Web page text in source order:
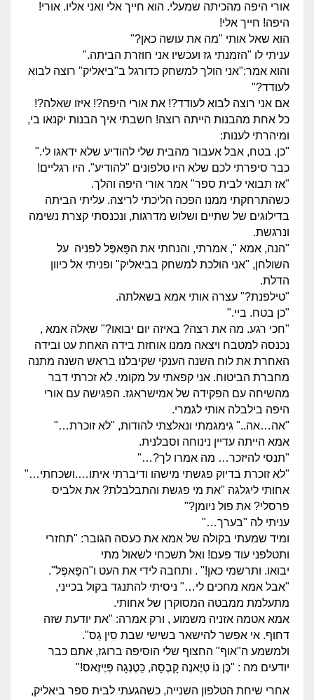
אורי היפה מהכיתה שמעלי. הוא חייך אלי ואני אליו. אורי!
היפה! חייך אלי!
הוא שאל אותי "מה את עושה כאן?"
עניתי לו "הזמנתי גז ועכשיו אני חוזרת הביתה."
והוא אמר:"אני הולך למשחק כדורגל ב"ביאליק" רוצה לבוא
לעודד?"
אם אני רוצה לבוא לעודד?! את אורי היפה?! איזו שאלה?!
כל אחת מהבנות הייתה רוצה! חשבתי איך הבנות יקנאו בי,
ומיהרתי לענות:
"כן. בטח, אבל אעבור מהבית שלי להודיע שלא ידאגו לי."
כבר סיפרתי לכם שלא היו טלפונים "להודיע". היו רגליים!
"אז תבואי לבית ספר" אמר אורי היפה והלך.
כשהתרחקתי ממנו הפכה הליכתי לריצה. עליתי הביתה
בדילוגים של שתיים ושלוש מדרגות, ונכנסתי קצרת נשימה
ונרגשת.
"הנה, אמא ", אמרתי, והנחתי את הפָּאפֶּל לפניה על
השולחן, "אני הולכת למשחק בביאליק" ופניתי אל כיוון
הדלת.
"טילפנת?" עצרה אותי אמא בשאלתה.
"כן בטח. ביי."
"חכי רגע. מה את רצה? באיזה יום יבואו?" שאלה אמא ,
נכנסה למטבח ויצאה ממנו אוחזת בידה האחת עט ובידה
האחרת את לוח השנה הענקי שקיבלנו בראש השנה מתנה
מחברת הביטוח. אני קפאתי על מקומי. לא זכרתי דבר
מהשיחה עם הפקידה של אמישראגז. הפגישה עם אורי
היפה בילבלה אותי לגמרי.
"אה…אה.." גימגמתי ונאלצתי להודות, "לא זוכרת…"
אמא הייתה עדיין נינוחה וסבלנית.
"תנסי להיזכר… מה אמרו לך?…"
"לא זוכרת בדיוק פגשתי מישהו ודיברתי איתו….ושכחתי…"
אחותי ליגלגה "את מי פגשת והתבלבלת? את אלביס
פרסלי? את פול ניומן?"
עניתי לה "בערך…"
ומיד שמעתי בקולה של אמא את כעסה הגובר: "תחזרי
ותטלפני עוד פעם! ואל תשכחי לשאול מתי
יבואו. ותרשמי כאן!" . ותחבה לידי את העט ו"הפָּאפֶּל".
"אבל אמא מחכים לי…" ניסיתי להתנגד בקול בכייני,
מתעלמת ממבטה המסוקרן של אחותי.
אמא אטמה אזניה משמוע , ורק אמרה: "את יודעת שזה
דחוף. אי אפשר להישאר בשישי שבת סִין גַס".
ולמשמע ה"אוף" החצוף שלי הוסיפה ברוגז, אתם כבר
יודעים מה : "כֶּן נוֹ טְיֶאנֶה קָבֶסָה, כֵּטֶנְגָה פְּיֶיזֶאס!"
אחרי שיחת הטלפון השנייה, כשהגעתי לבית ספר ביאליק,